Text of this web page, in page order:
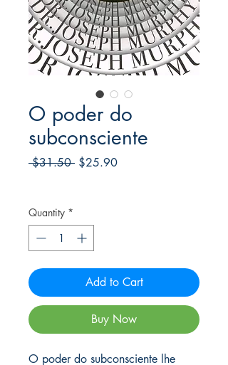
O poder do
subconsciente
$31.50 Regular
$25.90Sale
Quantity *
Add to Cart
Buy Now
O poder do subconsciente lhe